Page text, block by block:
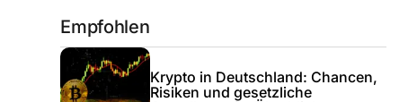
Empfohlen
Krypto in Deutschland: Chancen,
Risiken und gesetzliche